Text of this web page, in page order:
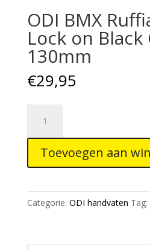
ODI BMX
Lock on
130mm
€29,95
Ruffian
Flange
Lock
Black
Grip
Toevoegen aan
Categorie: ODI handvaten Tag: